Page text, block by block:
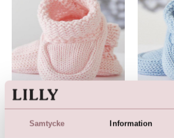
Samtycke Information
Ljusrosa stickade babytossor
99,00
179,00
Ljusblå
kr